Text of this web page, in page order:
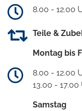
8.00 - 12.00
Teile &
Montag bis
8.00 - 12.00
13.00 - 17.00
Samstag